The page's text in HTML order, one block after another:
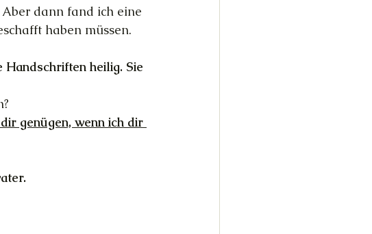
dann fand ich eine
haben müssen.
heilig. Sie
genügen, wenn ich dir